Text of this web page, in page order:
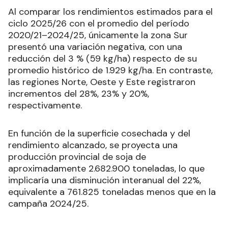
Al comparar los rendimientos estimados para el
ciclo 2025/26 con el promedio del período
2020/21–2024/25, únicamente la zona Sur
presentó una variación negativa, con una
reducción del 3 % (59 kg/ha) respecto de su
promedio histórico de 1.929 kg/ha. En contraste,
las regiones Norte, Oeste y Este registraron
incrementos del 28%, 23% y 20%,
respectivamente.
En función de la superficie cosechada y del
rendimiento alcanzado, se proyecta una
producción provincial de soja de
aproximadamente 2.682.900 toneladas, lo que
implicaría una disminución interanual del 22%,
equivalente a 761.825 toneladas menos que en la
campaña 2024/25.